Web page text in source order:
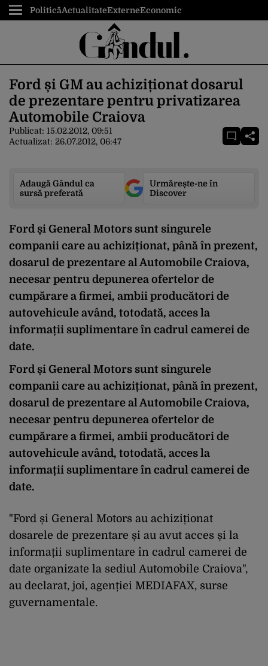
PoliticăActualitateExterneEconomic
Ford și GM au achiziționat dosarul
de prezentare pentru privatizarea
Automobile Craiova
Publicat: 15.02.2012, 09:51
Actualizat: 26.07.2012, 06:47
Adaugă Gândul ca
sursă preferată
Urmărește-ne în
Discover
Ford și General Motors sunt singurele
companii care au achiziționat, până în prezent,
dosarul de prezentare al Automobile Craiova,
necesar pentru depunerea ofertelor de
cumpărare a firmei, ambii producători de
autovehicule având, totodată, acces la
informații suplimentare în cadrul camerei de
date.
Ford și General Motors sunt singurele
companii care au achiziționat, până în prezent,
dosarul de prezentare al Automobile Craiova,
necesar pentru depunerea ofertelor de
cumpărare a firmei, ambii producători de
autovehicule având, totodată, acces la
informații suplimentare în cadrul camerei de
date.
"Ford și General Motors au achiziționat
dosarele de prezentare și au avut acces și la
informații suplimentare în cadrul camerei de
date organizate la sediul Automobile Craiova",
au declarat, joi, agenției MEDIAFAX, surse
guvernamentale.